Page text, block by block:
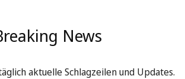
News
aktuelle Schlagzeilen und Updates.